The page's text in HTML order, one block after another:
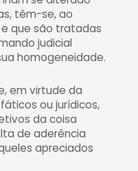
têm-se, ao
que são tratadas
judicial
homogeneidade.
em virtude da
ou jurídicos,
da coisa
de aderência
apreciados